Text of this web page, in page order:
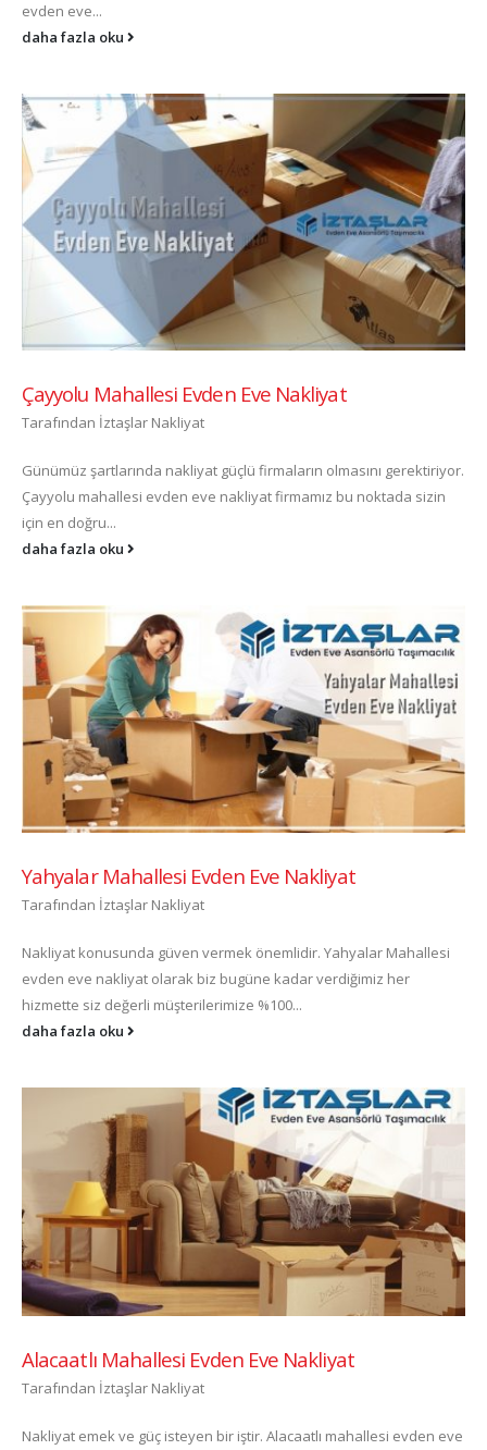
evden eve...
daha fazla oku
Çayyolu Mahallesi Evden Eve Nakliyat
Tarafından İztaşlar Nakliyat
Günümüz şartlarında nakliyat güçlü firmaların olmasını gerektiriyor.
Çayyolu mahallesi evden eve nakliyat firmamız bu noktada sizin
için en doğru...
daha fazla oku
Yahyalar Mahallesi Evden Eve Nakliyat
Tarafından İztaşlar Nakliyat
Nakliyat konusunda güven vermek önemlidir. Yahyalar Mahallesi
evden eve nakliyat olarak biz bugüne kadar verdiğimiz her
hizmette siz değerli müşterilerimize %100...
daha fazla oku
Alacaatlı Mahallesi Evden Eve Nakliyat
Tarafından İztaşlar Nakliyat
Nakliyat emek ve güç isteyen bir iştir. Alacaatlı mahallesi evden eve